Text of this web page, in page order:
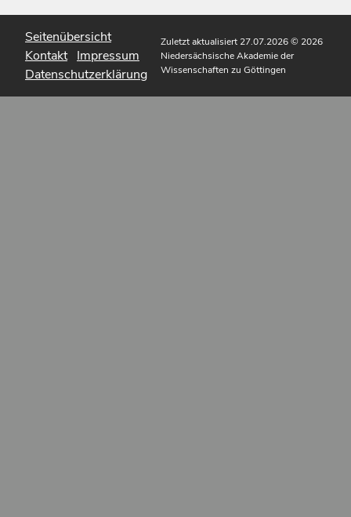
Seitenübersicht
Kontakt Impressum
Datenschutzerklärung
Zuletzt aktualisiert 27.07.2026© 2026
Niedersächsische Akademie der
Wissenschaften zu Göttingen